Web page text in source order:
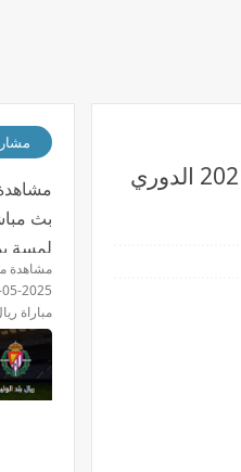
كوره لايف .... مشاهدة مباراة يوفنتوس وروما بث مباشر بتاريخ 06-02-2021 الدوري
مشاهدة
لمسة
مشاهدة
مباراة